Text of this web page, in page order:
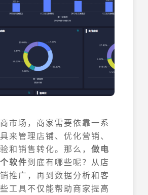
市场，商家需要依靠一系
来管理店铺、优化营销、
和销售转化。那么， 做电
软件到底有哪些呢？从店
推广，再到数据分析和客
工具不仅能帮助商家提高